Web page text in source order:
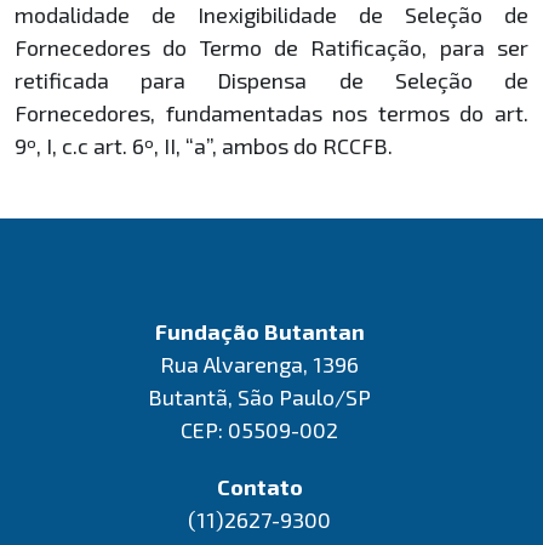
modalidade de Inexigibilidade de Seleção de
Fornecedores do Termo de Ratificação, para ser
retificada para Dispensa de Seleção de
Fornecedores, fundamentadas nos termos do art.
9º, I, c.c art. 6º, II, “a”, ambos do RCCFB.
Fundação Butantan
Rua Alvarenga, 1396
Butantã, São Paulo/SP
CEP: 05509-002
Contato
(11)2627-9300